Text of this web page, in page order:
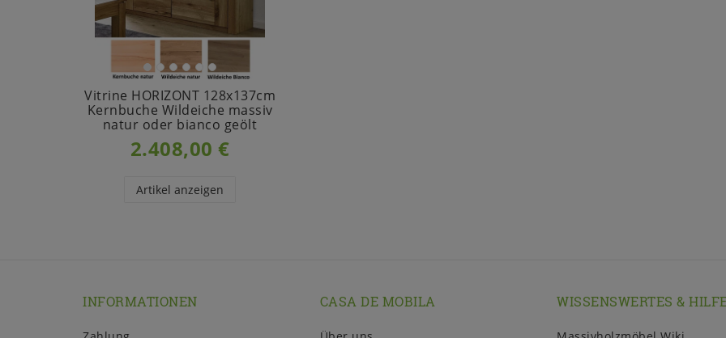
Vitrine HORIZONT 128x137cm
Kernbuche Wildeiche massiv
natur oder bianco geölt
2.408,00 €
Artikel anzeigen
INFORMATIONEN CASA DE MOBILA WISSENSWERTES &